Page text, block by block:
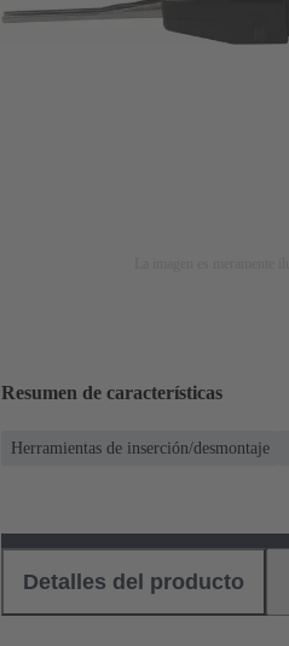
Resumen de características
Herramientas de inserción/desmontaje
Detalles del producto